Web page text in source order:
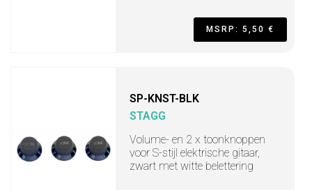
MSRP: 5,50 €
SP-KNST-BLK
STAGG
Volume- en 2 x toonknoppen
voor S-stijl elektrische gitaar,
zwart met witte belettering